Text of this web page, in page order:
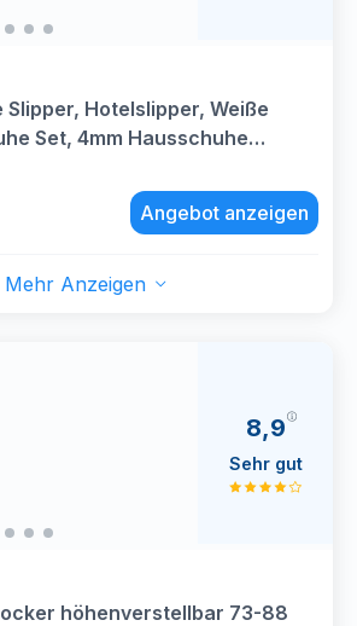
Slipper, Hotelslipper, Weiße
Set, 4mm Hausschuhe
Salon Spa Zuhause, Einweg
Angebot anzeigen
Mehr Anzeigen
höhenverstellbar 73-88
8,9
Sehr gut